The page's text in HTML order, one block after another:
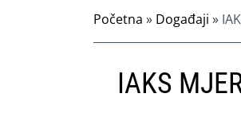
Početna » Događaji »
IAKS